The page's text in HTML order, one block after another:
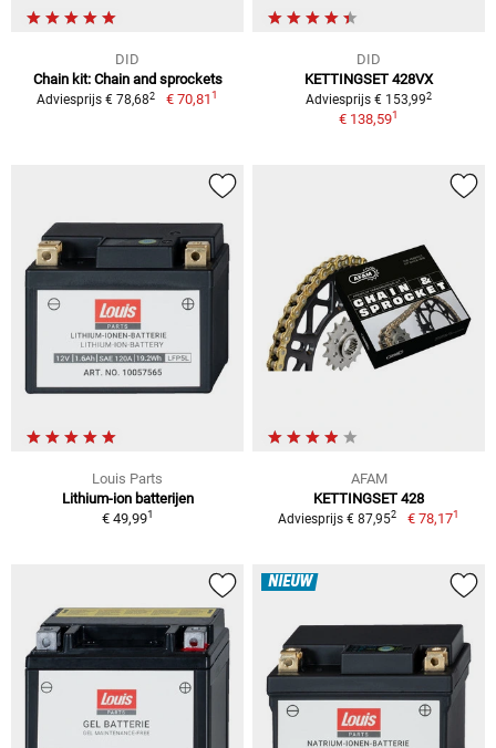
DID
Chain kit: Chain and sprockets
Adviesprijs € 78,682 € 70,811
DID
KETTINGSET 428VX
Adviesprijs € 153,992
€ 138,591
Louis Parts
Lithium-ion batterijen
€ 49,991
AFAM
KETTINGSET 428
Adviesprijs € 87,952 € 78,171
NIEUW